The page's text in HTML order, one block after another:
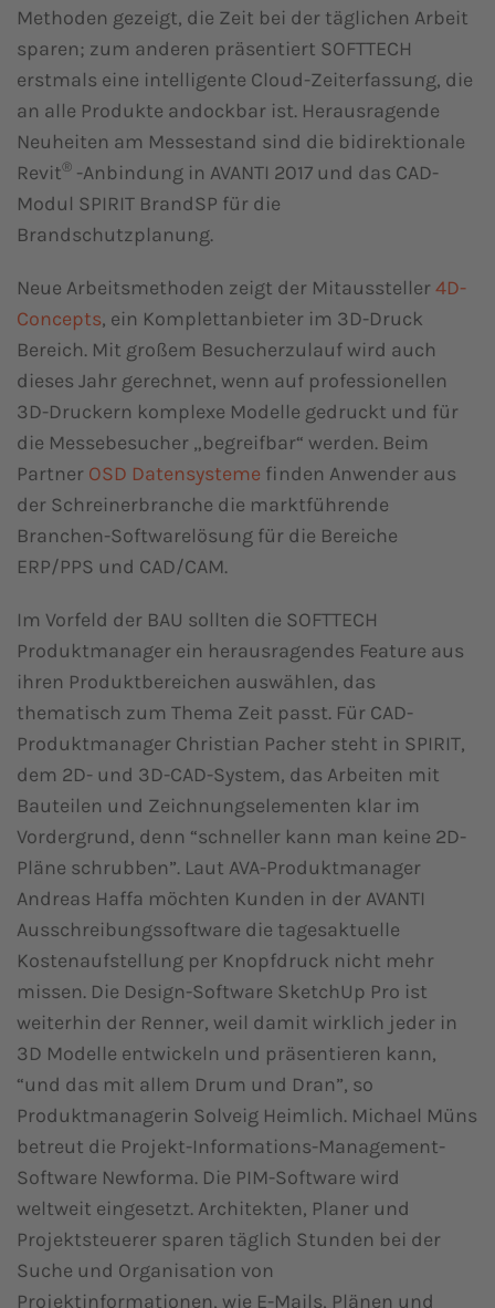
Methoden gezeigt, die Zeit bei der täglichen Arbeit
sparen; zum anderen präsentiert SOFTTECH
erstmals eine intelligente Cloud-Zeiterfassung, die
an alle Produkte andockbar ist. Herausragende
Neuheiten am Messestand sind die bidirektionale
Revit® -Anbindung in AVANTI 2017 und das CAD-
Modul SPIRIT BrandSP für die
Brandschutzplanung.
Neue Arbeitsmethoden zeigt der Mitaussteller 4D-
Concepts, ein Komplettanbieter im 3D-Druck
Bereich. Mit großem Besucherzulauf wird auch
dieses Jahr gerechnet, wenn auf professionellen
3D-Druckern komplexe Modelle gedruckt und für
die Messebesucher „begreifbar“ werden. Beim
Partner OSD Datensysteme finden Anwender aus
der Schreinerbranche die marktführende
Branchen-Softwarelösung für die Bereiche
ERP/PPS und CAD/CAM.
Im Vorfeld der BAU sollten die SOFTTECH
Produktmanager ein herausragendes Feature aus
ihren Produktbereichen auswählen, das
thematisch zum Thema Zeit passt. Für CAD-
Produktmanager Christian Pacher steht in SPIRIT,
dem 2D- und 3D-CAD-System, das Arbeiten mit
Bauteilen und Zeichnungselementen klar im
Vordergrund, denn “schneller kann man keine 2D-
Pläne schrubben”. Laut AVA-Produktmanager
Andreas Haffa möchten Kunden in der AVANTI
Ausschreibungssoftware die tagesaktuelle
Kostenaufstellung per Knopfdruck nicht mehr
missen. Die Design-Software SketchUp Pro ist
weiterhin der Renner, weil damit wirklich jeder in
3D Modelle entwickeln und präsentieren kann,
“und das mit allem Drum und Dran”, so
Produktmanagerin Solveig Heimlich. Michael Müns
betreut die Projekt-Informations-Management-
Software Newforma. Die PIM-Software wird
weltweit eingesetzt. Architekten, Planer und
Projektsteuerer sparen täglich Stunden bei der
Suche und Organisation von
Projektinformationen, wie E-Mails, Plänen und